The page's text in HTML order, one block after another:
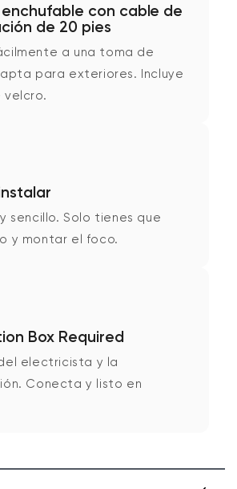
con cable de
de 20 pies
a una toma de
para exteriores. Incluye
velcro.
sencillo. Solo tienes que
y montar el foco.
Box Required
electricista y la
Conecta y listo en